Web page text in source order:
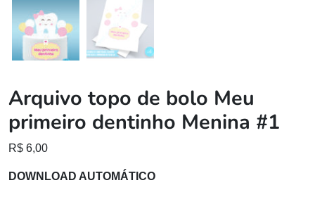
Arquivo topo de bolo Meu
primeiro dentinho Menina #1
R$ 6,00
DOWNLOAD AUTOMÁTICO